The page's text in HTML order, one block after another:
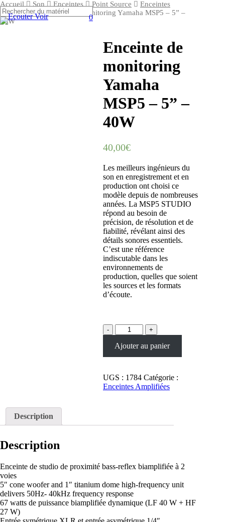
Skip
to
main
Close
0Menu
Accueil Son Enceintes Point Source
Enceintes
Amplifiées
Enceinte de monitoring Yamaha MSP5 – 5” –
40W
Enceinte de
monitoring
Yamaha
MSP5 – 5” –
40W
40,00€
Les meilleurs ingénieurs du
son en enregistrement et en
production ont choisi ce
modèle depuis de nombreuses
années. La MSP5 STUDIO
répond au besoin de
précision, de résolution et de
fiabilité, révélant ainsi des
détails sonores essentiels.
C’est une référence
indiscutable dans les
environnements de
production, quelles que soient
les sources et les formats
d’écoute.
quantité
de
Enceinte
de
Yamaha
MSP5
-
Ajouter au panier
UGS : 1784 Catégorie :
Enceintes Amplifiées
Description
Description
Enceinte de studio de proximité bass-reflex biamplifiée à 2
voies
5″ cone woofer and 1″ titanium dome high-frequency unit
delivers 50Hz- 40kHz frequency response
67 watts de puissance biamplifiée dynamique (LF 40 W + HF
27 W)